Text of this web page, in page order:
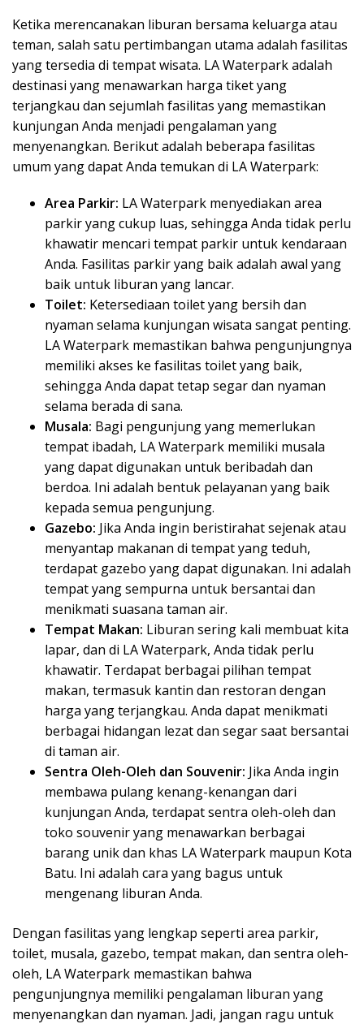
Ketika merencanakan liburan bersama keluarga atau
teman, salah satu pertimbangan utama adalah fasilitas
yang tersedia di tempat wisata. LA Waterpark adalah
destinasi yang menawarkan harga tiket yang
terjangkau dan sejumlah fasilitas yang memastikan
kunjungan Anda menjadi pengalaman yang
menyenangkan. Berikut adalah beberapa fasilitas
umum yang dapat Anda temukan di LA Waterpark:
Area Parkir: LA Waterpark menyediakan area
parkir yang cukup luas, sehingga Anda tidak perlu
khawatir mencari tempat parkir untuk kendaraan
Anda. Fasilitas parkir yang baik adalah awal yang
baik untuk liburan yang lancar.
Toilet: Ketersediaan toilet yang bersih dan
nyaman selama kunjungan wisata sangat penting.
LA Waterpark memastikan bahwa pengunjungnya
memiliki akses ke fasilitas toilet yang baik,
sehingga Anda dapat tetap segar dan nyaman
selama berada di sana.
Musala: Bagi pengunjung yang memerlukan
tempat ibadah, LA Waterpark memiliki musala
yang dapat digunakan untuk beribadah dan
berdoa. Ini adalah bentuk pelayanan yang baik
kepada semua pengunjung.
Gazebo: Jika Anda ingin beristirahat sejenak atau
menyantap makanan di tempat yang teduh,
terdapat gazebo yang dapat digunakan. Ini adalah
tempat yang sempurna untuk bersantai dan
menikmati suasana taman air.
Tempat Makan: Liburan sering kali membuat kita
lapar, dan di LA Waterpark, Anda tidak perlu
khawatir. Terdapat berbagai pilihan tempat
makan, termasuk kantin dan restoran dengan
harga yang terjangkau. Anda dapat menikmati
berbagai hidangan lezat dan segar saat bersantai
di taman air.
Sentra Oleh-Oleh dan Souvenir: Jika Anda ingin
membawa pulang kenang-kenangan dari
kunjungan Anda, terdapat sentra oleh-oleh dan
toko souvenir yang menawarkan berbagai
barang unik dan khas LA Waterpark maupun Kota
Batu. Ini adalah cara yang bagus untuk
mengenang liburan Anda.
Dengan fasilitas yang lengkap seperti area parkir,
toilet, musala, gazebo, tempat makan, dan sentra oleh-
oleh, LA Waterpark memastikan bahwa
pengunjungnya memiliki pengalaman liburan yang
menyenangkan dan nyaman. Jadi, jangan ragu untuk